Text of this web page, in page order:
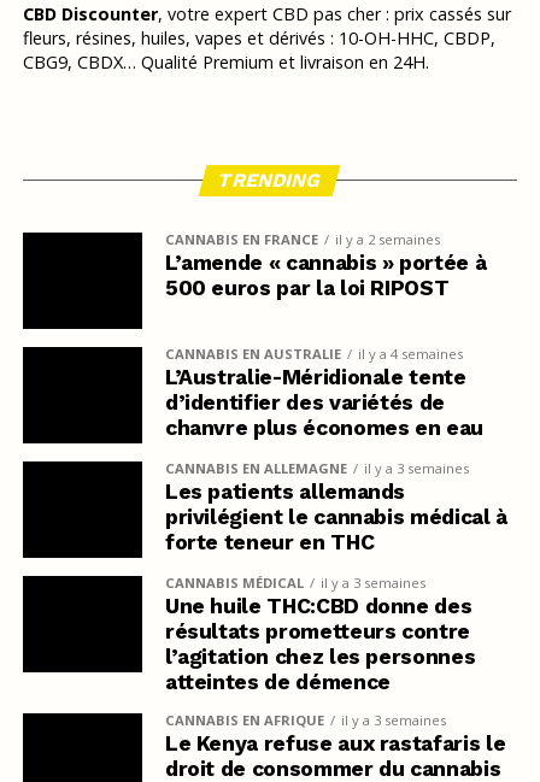
CBD Discounter, votre expert CBD pas cher : prix cassés sur
fleurs, résines, huiles, vapes et dérivés : 10-OH-HHC, CBDP,
CBG9, CBDX… Qualité Premium et livraison en 24H.
TRENDING
CANNABIS EN FRANCE il y a 2 semaines
L’amende « cannabis » portée à
500 euros par la loi RIPOST
CANNABIS EN AUSTRALIE il y a 4 semaines
L’Australie-Méridionale tente
d’identifier des variétés de
chanvre plus économes en eau
CANNABIS EN ALLEMAGNE il y a 3 semaines
Les patients allemands
privilégient le cannabis médical à
forte teneur en THC
CANNABIS MÉDICAL il y a 3 semaines
Une huile THC:CBD donne des
résultats prometteurs contre
l’agitation chez les personnes
atteintes de démence
CANNABIS EN AFRIQUE il y a 3 semaines
Le Kenya refuse aux rastafaris le
droit de consommer du cannabis